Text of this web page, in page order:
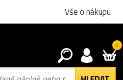
Vše o nákupu
0